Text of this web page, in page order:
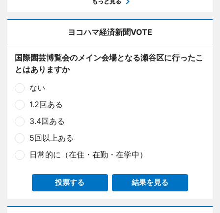
ヨコハマ経済新聞VOTE
国際園芸博覧会のメイン会場となる瀬谷区に行ったこ
とはありますか
ない
1.2回ある
3.4回ある
5回以上ある
日常的に（在住・在勤・在学中）
投票する 結果を見る